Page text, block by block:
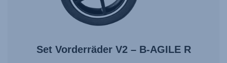
Set Vorderräder V2 – B-AGILE R